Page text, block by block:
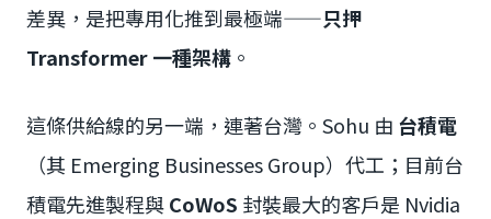
差異，是把專用化推到最極端——只押
Transformer 一種架構 。
這條供給線的另一端，連著台灣。Sohu 由 台積電
（其 Emerging Businesses Group）代工；目前台
積電先進製程與CoWoS 封裝最大的客戶是 Nvidia